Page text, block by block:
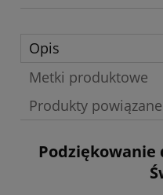
Opis
Metki produktowe
Produkty powiązane
Podziękowanie